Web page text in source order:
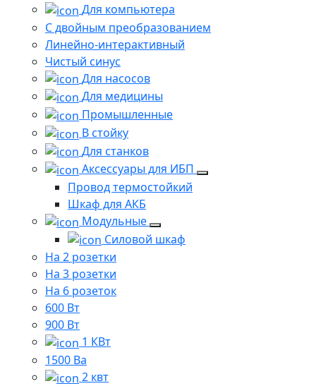
Для компьютера
C двойным преобразованием
Линейно-интерактивный
Чистый синус
Для насосов
Для медицины
Промышленные
В стойку
Для станков
Аксессуары для ИБП
Провод термостойкий
Шкаф для АКБ
Модульные
Силовой шкаф
На 2 розетки
На 3 розетки
На 6 розеток
600 Вт
900 Вт
1 КВт
1500 Ва
2 квт